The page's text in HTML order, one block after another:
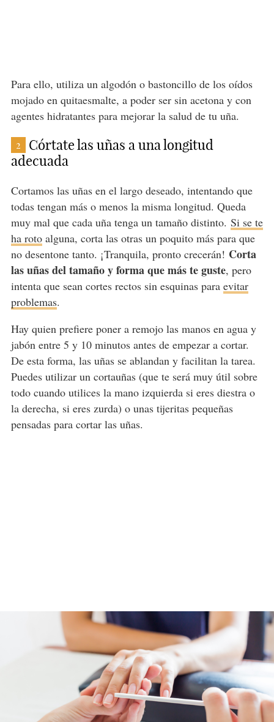
Para ello, utiliza un algodón o bastoncillo de los oídos
mojado en quitaesmalte, a poder ser sin acetona y con
agentes hidratantes para mejorar la salud de tu uña.
2
Córtate las uñas a una longitud
adecuada
Cortamos las uñas en el largo deseado, intentando que
todas tengan más o menos la misma longitud. Queda
muy mal que cada uña tenga un tamaño distinto. Si se te
ha rotoalguna, corta las otras un poquito más para que
no desentone tanto. ¡Tranquila, pronto crecerán! Corta
las uñas del tamaño y forma que más te guste, pero
intenta que sean cortes rectos sin esquinas para evitar
problemas.
Hay quien prefiere poner a remojo las manos en agua y
jabón entre 5 y 10 minutos antes de empezar a cortar.
De esta forma, las uñas se ablandan y facilitan la tarea.
Puedes utilizar un cortauñas (que te será muy útil sobre
todo cuando utilices la mano izquierda si eres diestra o
la derecha, si eres zurda) o unas tijeritas pequeñas
pensadas para cortar las uñas.